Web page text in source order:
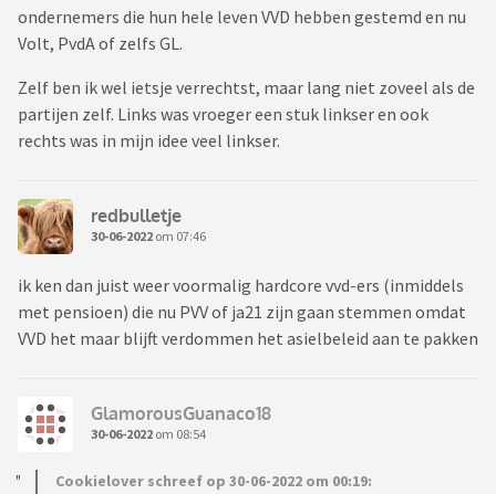
ondernemers die hun hele leven VVD hebben gestemd en nu
Volt, PvdA of zelfs GL.
Zelf ben ik wel ietsje verrechtst, maar lang niet zoveel als de
partijen zelf. Links was vroeger een stuk linkser en ook
rechts was in mijn idee veel linkser.
redbulletje
30-06-2022 om 07:46
ik ken dan juist weer voormalig hardcore vvd-ers (inmiddels
met pensioen) die nu PVV of ja21 zijn gaan stemmen omdat
VVD het maar blijft verdommen het asielbeleid aan te pakken
GlamorousGuanaco18
30-06-2022 om 08:54
Cookielover schreef op 30-06-2022 om 00:19: